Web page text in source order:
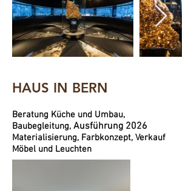
HAUS IN BERN
Beratung Küche und Umbau,
Baubegleitung, Ausführung 2026
Materialisierung, Farbkonzept, Verkauf
Möbel und Leuchten